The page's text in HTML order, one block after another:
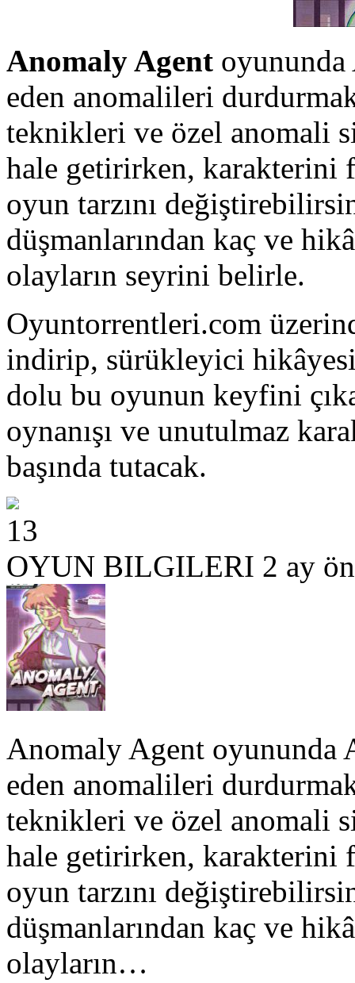
Anomaly Agent
eden anomalileri
teknikleri ve özel anomali
hale getirirken, karakterini
oyun tarzını
düşmanlarından kaç ve
olayların seyrini belirle.
Oyuntorrentleri.com
indirip, sürükleyici
dolu bu oyunun keyfini
oynanışı ve unutulmaz
başında tutacak.
13
OYUN BILGILERI 2 ay
Anomaly Agent oyununda
eden anomalileri
teknikleri ve özel anomali
hale getirirken, karakterini
oyun tarzını
düşmanlarından kaç ve
olayların…